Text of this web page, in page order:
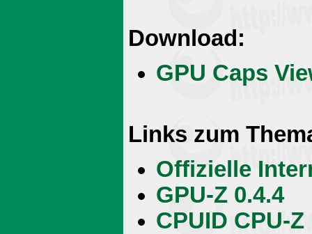
Download:
GPU Caps
Links zum
Offizielle
GPU-Z 0.4.4
CPUID CPU-Z